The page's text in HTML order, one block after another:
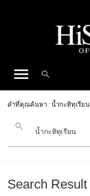
คำที่คุณค้นหา : น้ำกะทิทุเรียน
Search Result